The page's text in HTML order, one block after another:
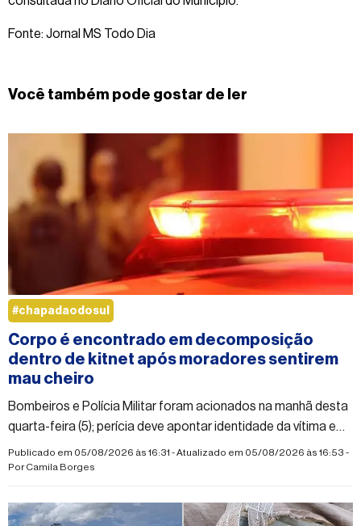
Fonte: Jornal MS Todo Dia
Você também pode gostar de ler
Corpo é encontrado em decomposição
dentro de kitnet após moradores sentirem
mau cheiro
Bombeiros e Polícia Militar foram acionados na manhã desta
quarta-feira (5); perícia deve apontar identidade da vítima e
causa da morte
Publicado em 05/08/2026 às 16:31 - Atualizado em 05/08/2026 às 16:53 -
PorCamila Borges
#chapadaodosul